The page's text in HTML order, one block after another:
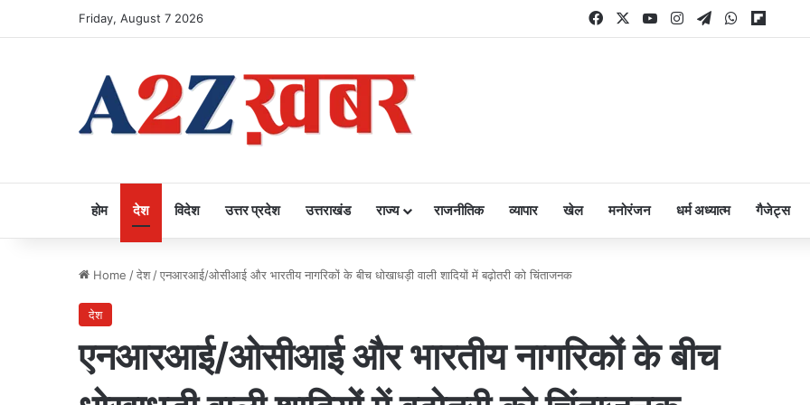
Friday, August 7 2026 FacebookYouTubeInstagram
TelegramWhatsApp
होम देश विदेश उत्तर प्रदेश उत्तराखंड राज्य राजनीतिक व्यापार खेल मनोरंजन धर्म अध्यात्म गैजेट्स
Home /देश /एनआरआई/ओसीआई और भारतीय नागरिकों के बीच धोखाधड़ी वाली शादियों में बढ़ोतरी को चिंताजनक
देश
एनआरआई/ओसीआई और भारतीय नागरिकों के बीच